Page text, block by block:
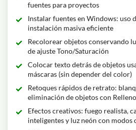
fuentes para proyectos
Instalar fuentes en Windows: uso
instalación masiva eficiente
Recolorear objetos conservando
de ajuste Tono/Saturación
Colocar texto detrás de objetos
máscaras (sin depender del color)
Retoques rápidos de retrato:
eliminación de objetos con
Efectos creativos: fuego realista,
inteligentes y luz neón con modos